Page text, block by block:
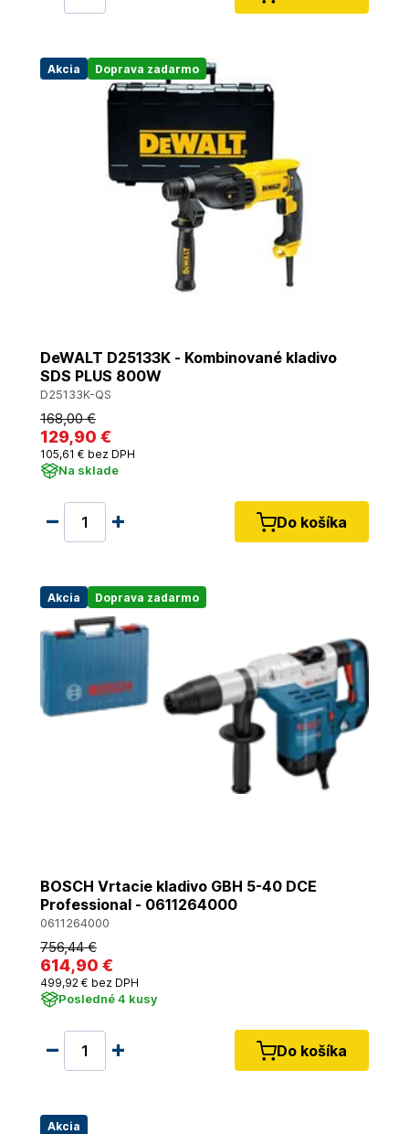
Akcia Doprava zadarmo
DeWALT D25133K - Kombinované kladivo
SDS PLUS 800W
D25133K-QS
168,00 €
129,90 €
105,61 € bez DPH
Na sklade
Do košíka
Akcia Doprava zadarmo
BOSCH Vrtacie kladivo GBH 5-40 DCE
Professional - 0611264000
0611264000
756,44 €
614,90 €
499,92 € bez DPH
Posledné 4 kusy
Do košíka
Akcia